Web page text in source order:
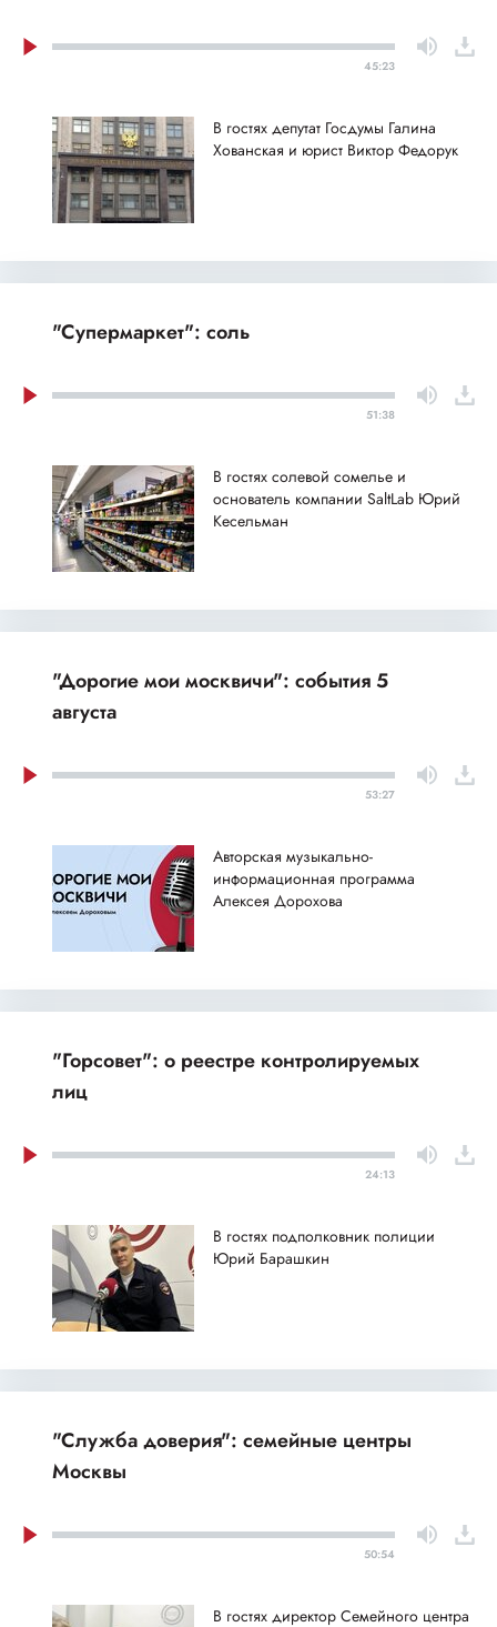
45:23
В гостях депутат Госдумы Галина
Хованская и юрист Виктор Федорук
"Супермаркет": соль
51:38
В гостях солевой сомелье и
основатель компании SaltLab Юрий
Кесельман
"Дорогие мои москвичи": события 5
августа
53:27
Авторская музыкально-
информационная программа
Алексея Дорохова
"Горсовет": о реестре контролируемых
лиц
24:13
В гостях подполковник полиции
Юрий Барашкин
"Служба доверия": семейные центры
Москвы
50:54
В гостях директор Семейного центра